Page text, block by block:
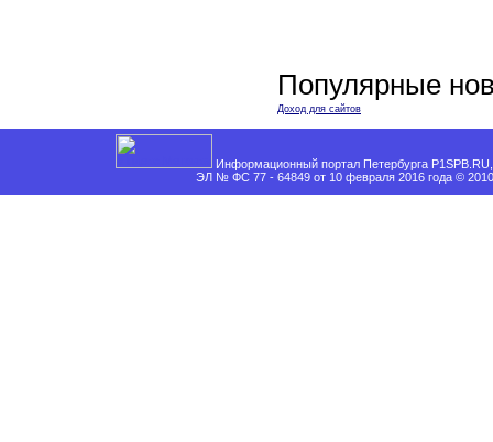
Популярные
Доход для сайтов
Информационный портал Петербурга
ЭЛ № ФС 77 - 64849 от 10 февраля 2016 года ©